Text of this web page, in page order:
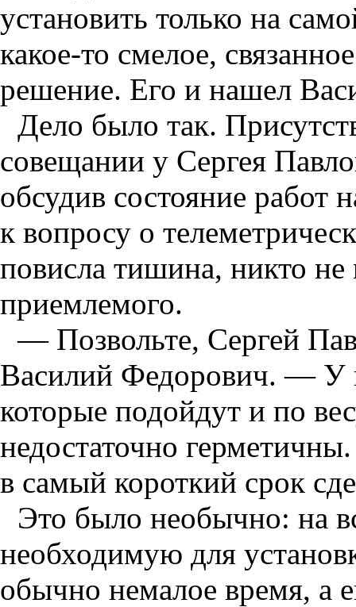
установить только на
какое-то смелое,
решение. Его и нашел
Дело было так.
совещании у Сергея
обсудив состояние
к вопросу о
повисла тишина, никто
приемлемого.
— Позвольте, Сергей
Василий Федорович. — У
которые подойдут и по
недостаточно
в самый короткий срок
Это было необычно: на
необходимую для
обычно немалое время, а